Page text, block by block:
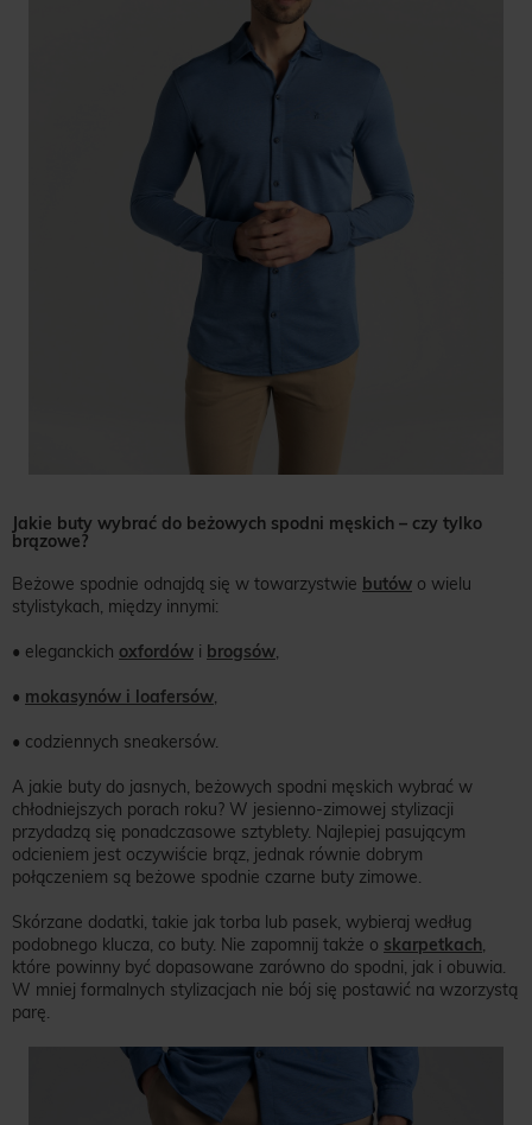
Jakie buty wybrać do beżowych spodni męskich – czy tylko
brązowe?
Beżowe spodnie odnajdą się w towarzystwie butów o wielu
stylistykach, między innymi:
• eleganckich oxfordów i brogsów,
• mokasynów i loafersów,
• codziennych sneakersów.
A jakie buty do jasnych, beżowych spodni męskich wybrać w
chłodniejszych porach roku? W jesienno-zimowej stylizacji
przydadzą się ponadczasowe sztyblety. Najlepiej pasującym
odcieniem jest oczywiście brąz, jednak równie dobrym
połączeniem są beżowe spodnie czarne buty zimowe.
Skórzane dodatki, takie jak torba lub pasek, wybieraj według
podobnego klucza, co buty. Nie zapomnij także o skarpetkach,
które powinny być dopasowane zarówno do spodni, jak i obuwia.
W mniej formalnych stylizacjach nie bój się postawić na wzorzystą
parę.